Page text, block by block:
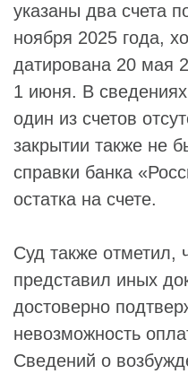
указаны два счета
ноября 2025 года,
датирована 20 мая
1 июня. В сведениях
один из счетов
закрытии также не
справки банка
остатка на счете.
Суд также отметил,
представил иных
достоверно
невозможность
Сведений о